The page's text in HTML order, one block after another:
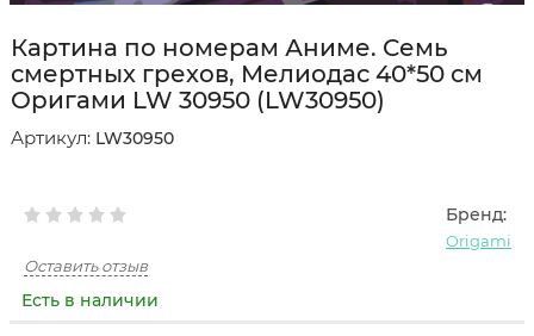
Картина по номерам Аниме. Семь
смертных грехов, Мелиодас 40*50 см
Оригами LW 30950 (LW30950)
Артикул: LW30950
Бренд:
Origami
Оставить отзыв
Есть в наличии